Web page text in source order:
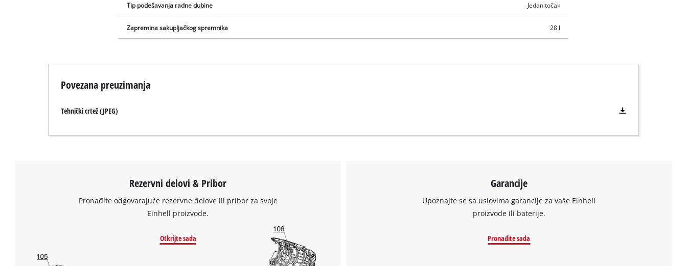
Tip podešavanja radne dubine Jedan točak
Zapremina sakupljačkog spremnika 28 l
Povezana preuzimanja
Tehnički crtež (JPEG)
Rezervni delovi & Pribor
Pronađite odgovarajuće rezervne delove ili pribor za svoje
Einhell proizvode.
Otkrijte sada
Garancije
Upoznajte se sa uslovima garancije za vaše Einhell
proizvode ili baterije.
Pronađite sada